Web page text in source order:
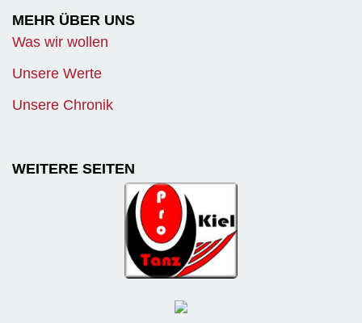
MEHR ÜBER UNS
Was wir wollen
Unsere Werte
Unsere Chronik
WEITERE SEITEN